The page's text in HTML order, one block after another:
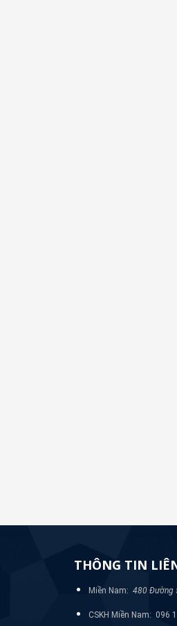
THÔNG TIN
Miền Nam: 480 Đường
CSKH Miền Nam: 096